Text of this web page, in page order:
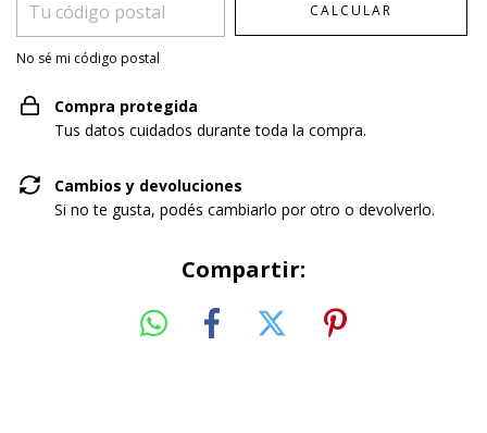
CALCULAR
No sé mi código postal
Compra protegida
Tus datos cuidados durante toda la compra.
Cambios y devoluciones
Si no te gusta, podés cambiarlo por otro o devolverlo.
Compartir: